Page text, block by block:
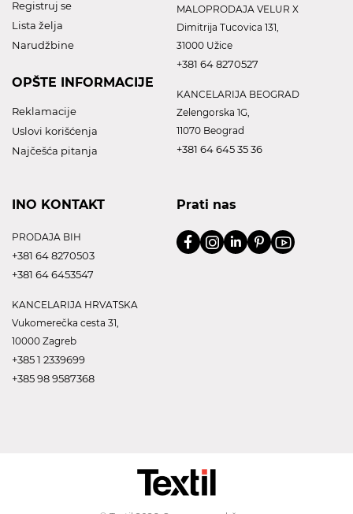
Registruj se
Lista želja
Narudžbine
OPŠTE INFORMACIJE
Reklamacije
Uslovi korišćenja
Najčešća pitanja
MALOPRODAJA VELUR X
Dimitrija Tucovica 131,
31000 Užice
+381 64 8270527
KANCELARIJA BEOGRAD
Zelengorska 1G,
11070 Beograd
+381 64 645 35 36
INO KONTAKT
PRODAJA BIH
+381 64 8270503
+381 64 6453547
KANCELARIJA HRVATSKA
Vukomerečka cesta 31,
10000 Zagreb
+385 1 2339699
+385 98 9587368
Prati nas